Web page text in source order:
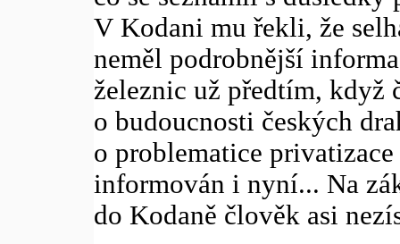
V Kodani mu řekli, že
neměl podrobnější
železnic už předtím, když
o budoucnosti českých
o problematice
informován i nyní... Na
do Kodaně člověk asi